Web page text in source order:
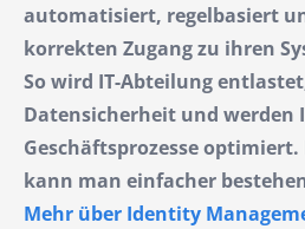
automatisiert, regelbasiert
korrekten Zugang zu ihren
So wird IT-Abteilung
Datensicherheit und werden
Geschäftsprozesse
kann man einfacher
Mehr über Identity